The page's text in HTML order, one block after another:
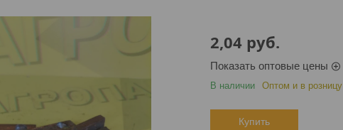
2,04 руб.
Показать оптовые цены
В наличии Оптом и в розницу
Купить